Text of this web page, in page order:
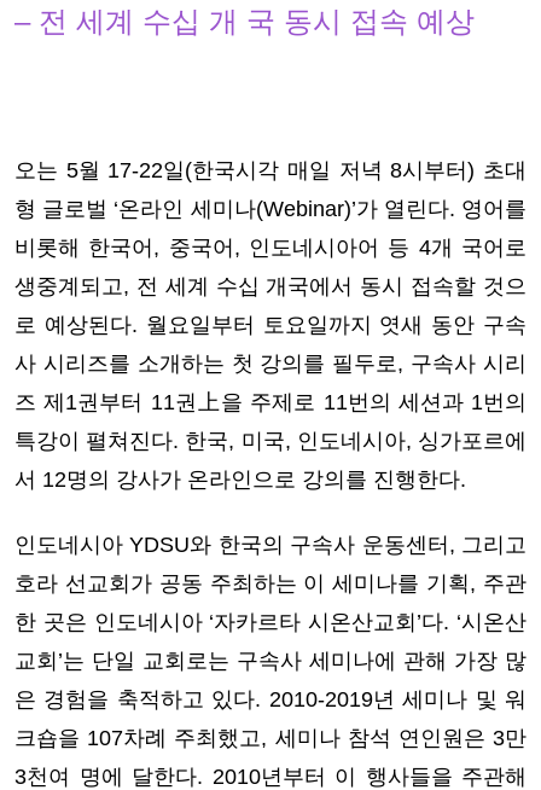
– 전 세계 수십 개 국 동시 접속 예상
오는 5월 17-22일(한국시각 매일 저녁 8시부터) 초대
형 글로벌 ‘온라인 세미나(Webinar)’가 열린다. 영어를
비롯해 한국어, 중국어, 인도네시아어 등 4개 국어로
생중계되고, 전 세계 수십 개국에서 동시 접속할 것으
로 예상된다. 월요일부터 토요일까지 엿새 동안 구속
사 시리즈를 소개하는 첫 강의를 필두로, 구속사 시리
즈 제1권부터 11권上을 주제로 11번의 세션과 1번의
특강이 펼쳐진다. 한국, 미국, 인도네시아, 싱가포르에
서 12명의 강사가 온라인으로 강의를 진행한다.
인도네시아 YDSU와 한국의 구속사 운동센터, 그리고
호라 선교회가 공동 주최하는 이 세미나를 기획, 주관
한 곳은 인도네시아 ‘자카르타 시온산교회’다. ‘시온산
교회’는 단일 교회로는 구속사 세미나에 관해 가장 많
은 경험을 축적하고 있다. 2010-2019년 세미나 및 워
크숍을 107차례 주최했고, 세미나 참석 연인원은 3만
3천여 명에 달한다. 2010년부터 이 행사들을 주관해